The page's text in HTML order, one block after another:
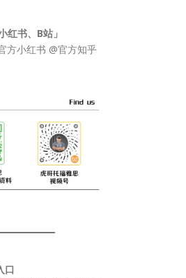
红书、B站」
方小红书 @官方知乎
口